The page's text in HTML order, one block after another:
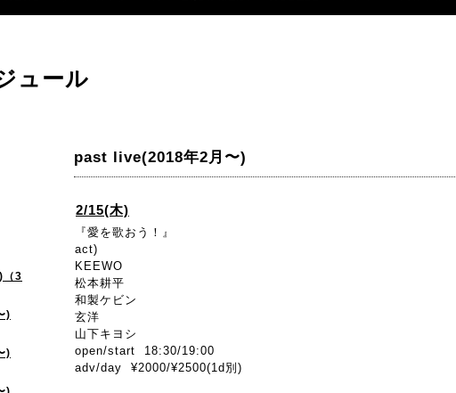
3
)
)
ュール
past live(2018年2月〜)
2/15(木)
『愛を歌おう！』
act)
KEEWO
松本耕平
和製ケビン
玄洋
山下キヨシ
open/start 18:30/19:00
adv/day ¥2000/¥2500(1d別)